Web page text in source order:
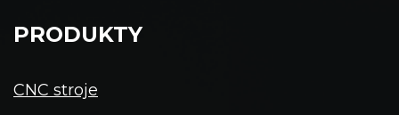
PRODUKTY
CNC stroje